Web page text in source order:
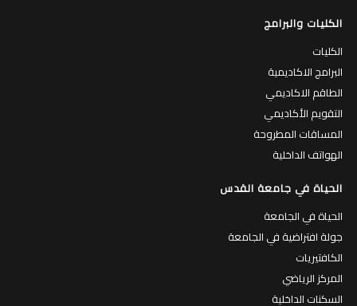
الكليات والبرامج
الكليات
البرامج الاكاديمية
الطاقم الاكاديمي
التقويم الأكاديمي
المساقات المطروحة
الهواتف الداخلية
الحياة في جامعة القدس
الحياة في الجامعة
جولة افتراضية في الجامعة
الكافتيريات
المركز الرياضي
السكنات الداخلية